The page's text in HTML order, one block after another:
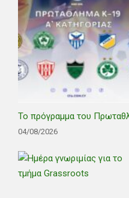
Το πρόγραμμα του
04/08/2026